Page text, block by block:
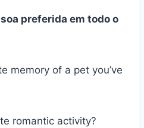
preferida em todo o
memory of a pet you’ve
romantic activity?